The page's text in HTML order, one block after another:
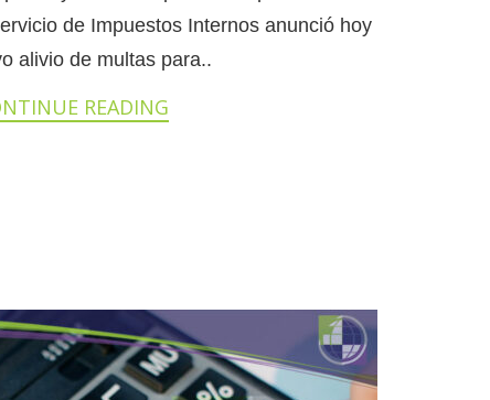
de Impuestos Internos anunció hoy
alivio de multas para..
READING